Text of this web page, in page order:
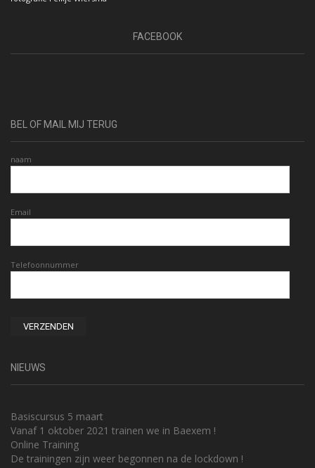
FACEBOOK
BEL OF MAIL MIJ TERUG
naam
Email
Telefoonnummer
NIEUWS
Basiscursus 5 maart
Vanaf 1 oktober 2021 trainen we in Baexem !
Online Training
De trainingen zijn weer begonnen na de lockdown !